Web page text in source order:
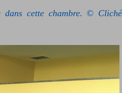
cette chambre. ©